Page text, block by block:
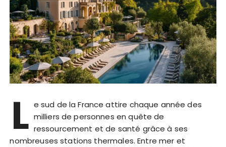
L e sud de la France attire chaque année des
milliers de personnes en quête de
ressourcement et de santé grâce à ses
nombreuses stations thermales. Entre mer et